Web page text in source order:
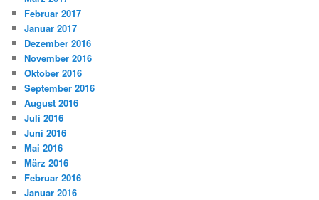
Februar 2017
Januar 2017
Dezember 2016
November 2016
Oktober 2016
September 2016
August 2016
Juli 2016
Juni 2016
Mai 2016
März 2016
Februar 2016
Januar 2016